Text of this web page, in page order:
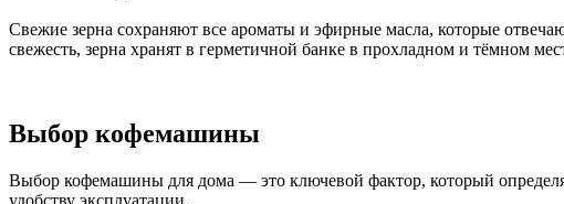
Свежие зерна сохраняют все ароматы и эфирные масла, которые
свежесть, зерна хранят в герметичной банке в прохладном и тёмном
Выбор кофемашины
Выбор кофемашины для дома — это ключевой фактор, который
удобству эксплуатации.